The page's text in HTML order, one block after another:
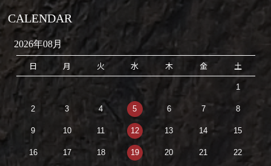
CALENDAR
2026年08月
日 月 火 水 木 金 土
1
2 3 4 5 6 7 8
9 10 11 12 13 14 15
16 17 18 19 20 21 22